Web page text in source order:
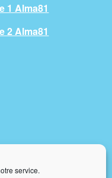
service.
1 Alma81
2 Alma81